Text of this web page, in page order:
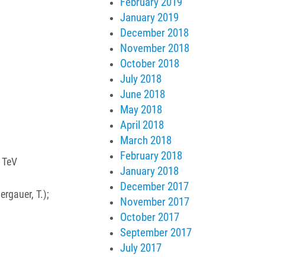
T.);
January 2019
December 2018
November 2018
October 2018
July 2018
June 2018
May 2018
April 2018
March 2018
February 2018
January 2018
December 2017
November 2017
October 2017
September 2017
July 2017